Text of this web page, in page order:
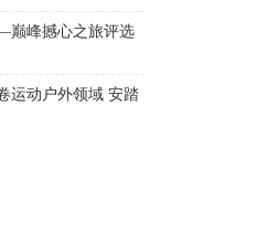
巅峰撼心之旅评选
运动户外领域 安踏